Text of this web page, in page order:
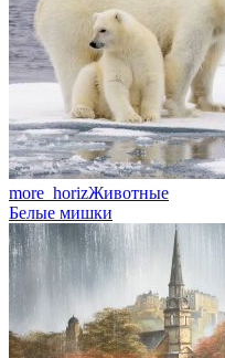
more_horizЖивотные
Белые мишки